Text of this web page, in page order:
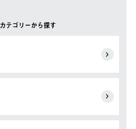
カテゴリーから探す